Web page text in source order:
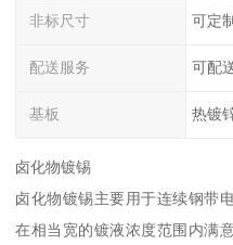
非标尺寸 可定制
配送服务 可配
基板 热镀
卤化物镀锡
卤化物镀锡主要用于连续钢带
在相当宽的镀液浓度范围内满